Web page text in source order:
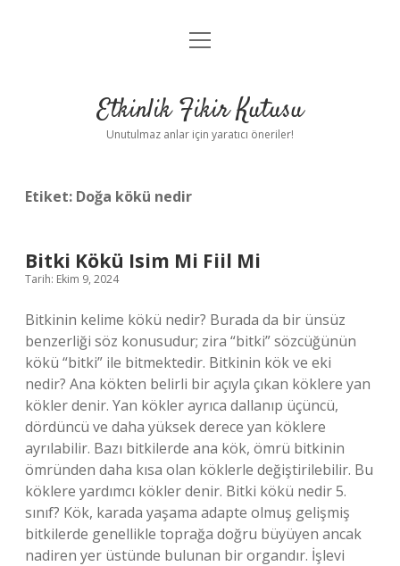
Anasayfa
Yasal Uyarı
menüyü
Etkinlik Fikir Kutusu
Unutulmaz anlar için yaratıcı öneriler!
Etiket: Doğa kökü nedir
Bitki Kökü Isim Mi Fiil Mi
Tarih: Ekim 9, 2024
Bitkinin kelime kökü nedir? Burada da bir ünsüz
benzerliği söz konusudur; zira “bitki” sözcüğünün
kökü “bitki” ile bitmektedir. Bitkinin kök ve eki
nedir? Ana kökten belirli bir açıyla çıkan köklere yan
kökler denir. Yan kökler ayrıca dallanıp üçüncü,
dördüncü ve daha yüksek derece yan köklere
ayrılabilir. Bazı bitkilerde ana kök, ömrü bitkinin
ömründen daha kısa olan köklerle değiştirilebilir. Bu
köklere yardımcı kökler denir. Bitki kökü nedir 5.
sınıf? Kök, karada yaşama adapte olmuş gelişmiş
bitkilerde genellikle toprağa doğru büyüyen ancak
nadiren yer üstünde bulunan bir organdır. İşlevi